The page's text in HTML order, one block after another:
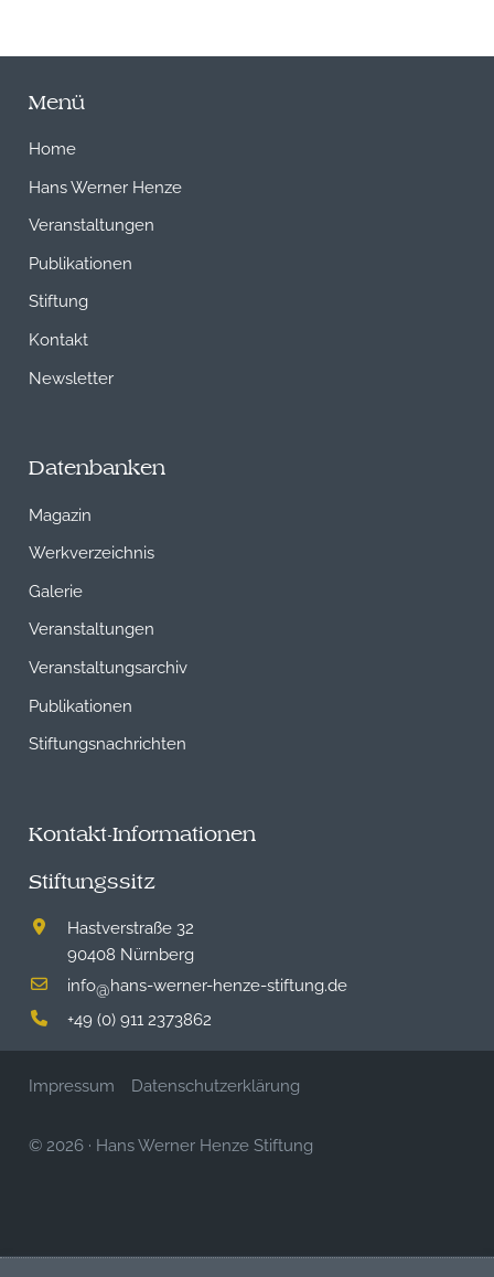
Menü
Home
Hans Werner Henze
Veranstaltungen
Publikationen
Stiftung
Kontakt
Newsletter
Datenbanken
Magazin
Werkverzeichnis
Galerie
Veranstaltungen
Veranstaltungsarchiv
Publikationen
Stiftungsnachrichten
Kontakt-Informationen
Stiftungssitz
Hastverstraße 32
90408 Nürnberg
info@hans-werner-henze-stiftung.de
+49 (0) 911 2373862
Impressum Datenschutzerklärung
© 2026 · Hans Werner Henze Stiftung